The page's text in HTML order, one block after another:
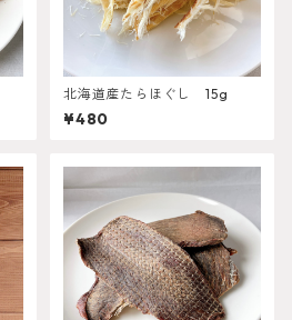
北海道産たらほぐし 15g
¥480